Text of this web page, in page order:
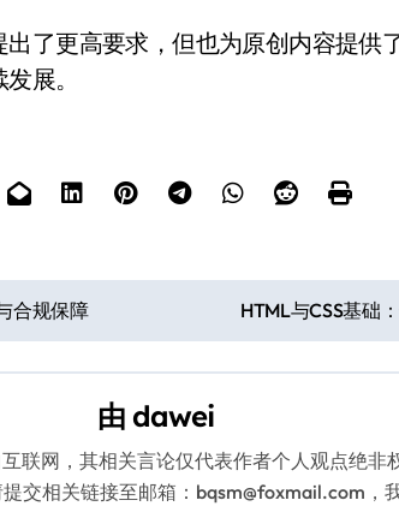
了更高要求，但也为原创内容提供
展。
合规保障 HTML与CSS基础
由 dawei
联网，其相关言论仅代表作者个人观点绝非
交相关链接至邮箱：bqsm@foxmail.com，